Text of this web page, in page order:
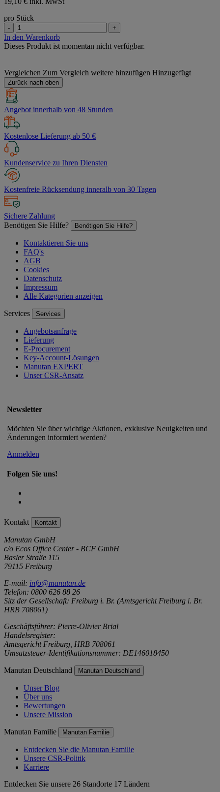
pro Stück
- +
In den Warenkorb
Dieses Produkt ist momentan nicht verfügbar.
Vergleichen Zum Vergleich weitere hinzufügen Hinzugefügt
Zurück nach oben
Angebot innerhalb von 48 Stunden
Kostenlose Lieferung ab 50 €
Kundenservice zu Ihren Diensten
Kostenfreie Rücksendung inneralb von 30 Tagen
Sichere Zahlung
Benötigen Sie Hilfe?
Benötigen Sie Hilfe?
Kontaktieren Sie uns
FAQ's
AGB
Cookies
Datenschutz
Impressum
Alle Kategorien anzeigen
Services Services
Angebotsanfrage
Lieferung
E-Procurement
Key-Account-Lösungen
Manutan EXPERT
Unser CSR-Ansatz
Newsletter
Möchten Sie über wichtige Aktionen, exklusive Neuigkeiten und
Änderungen informiert werden?
Anmelden
Folgen Sie uns!
Kontakt Kontakt
Manutan GmbH
c/o Ecos Office Center - BCF GmbH
Basler Straße 115
79115 Freiburg
E-mail: info@manutan.de
Telefon: 0800 626 88 26
Sitz der Gesellschaft: Freiburg i. Br. (Amtsgericht Freiburg i. Br.
HRB 708061)
Geschäftsführer: Pierre-Olivier Brial
Handelsregister:
Amtsgericht Freiburg, HRB 708061
Umsatzsteuer-Identifikationsnummer: DE146018450
Manutan Deutschland Manutan Deutschland
Unser Blog
Über uns
Bewertungen
Unsere Mission
Manutan Familie Manutan Familie
Entdecken Sie die Manutan Familie
Unsere CSR-Politik
Karriere
Entdecken Sie unsere 26 Standorte 17 Ländern